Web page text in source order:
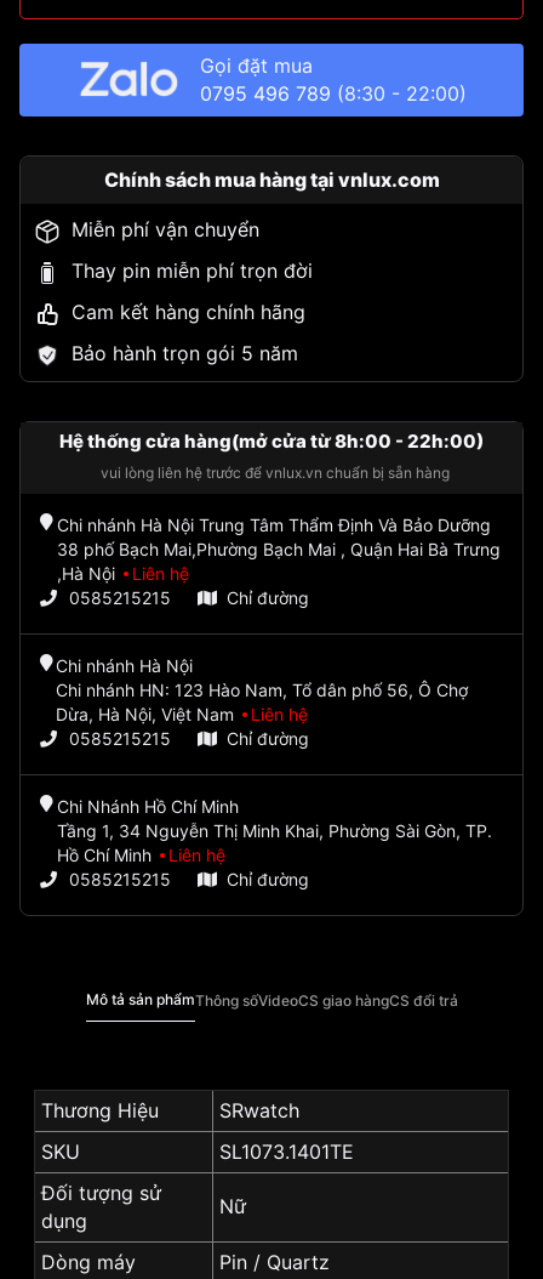
Gọi đặt mua
0795 496 789 (8:30 - 22:00)
Chính sách mua hàng tại vnlux.com
Miễn phí vận chuyển
Thay pin miễn phí trọn đời
Cam kết hàng chính hãng
Bảo hành trọn gói 5 năm
Hệ thống cửa hàng(mở cửa từ 8h:00 - 22h:00)
vui lòng liên hệ trước để vnlux.vn chuẩn bị sẵn hàng
Chi nhánh Hà Nội Trung Tâm Thẩm Định Và Bảo Dưỡng
38 phố Bạch Mai,Phường Bạch Mai , Quận Hai Bà Trưng
,Hà Nội
Liên hệ
0585215215
Chỉ đường
Chi nhánh Hà Nội
Chi nhánh HN: 123 Hào Nam, Tổ dân phố 56, Ô Chợ
Dừa, Hà Nội, Việt Nam
Liên hệ
0585215215
Chỉ đường
Chi Nhánh Hồ Chí Minh
Tầng 1, 34 Nguyễn Thị Minh Khai, Phường Sài Gòn, TP.
Hồ Chí Minh
Liên hệ
0585215215
Chỉ đường
Mô tả sản phẩmThông sốVideoCS giao hàngCS đổi trả
Thương Hiệu
SRwatch
SKU
SL1073.1401TE
Đối tượng sử
dụng
Nữ
Dòng máy Pin / Quartz